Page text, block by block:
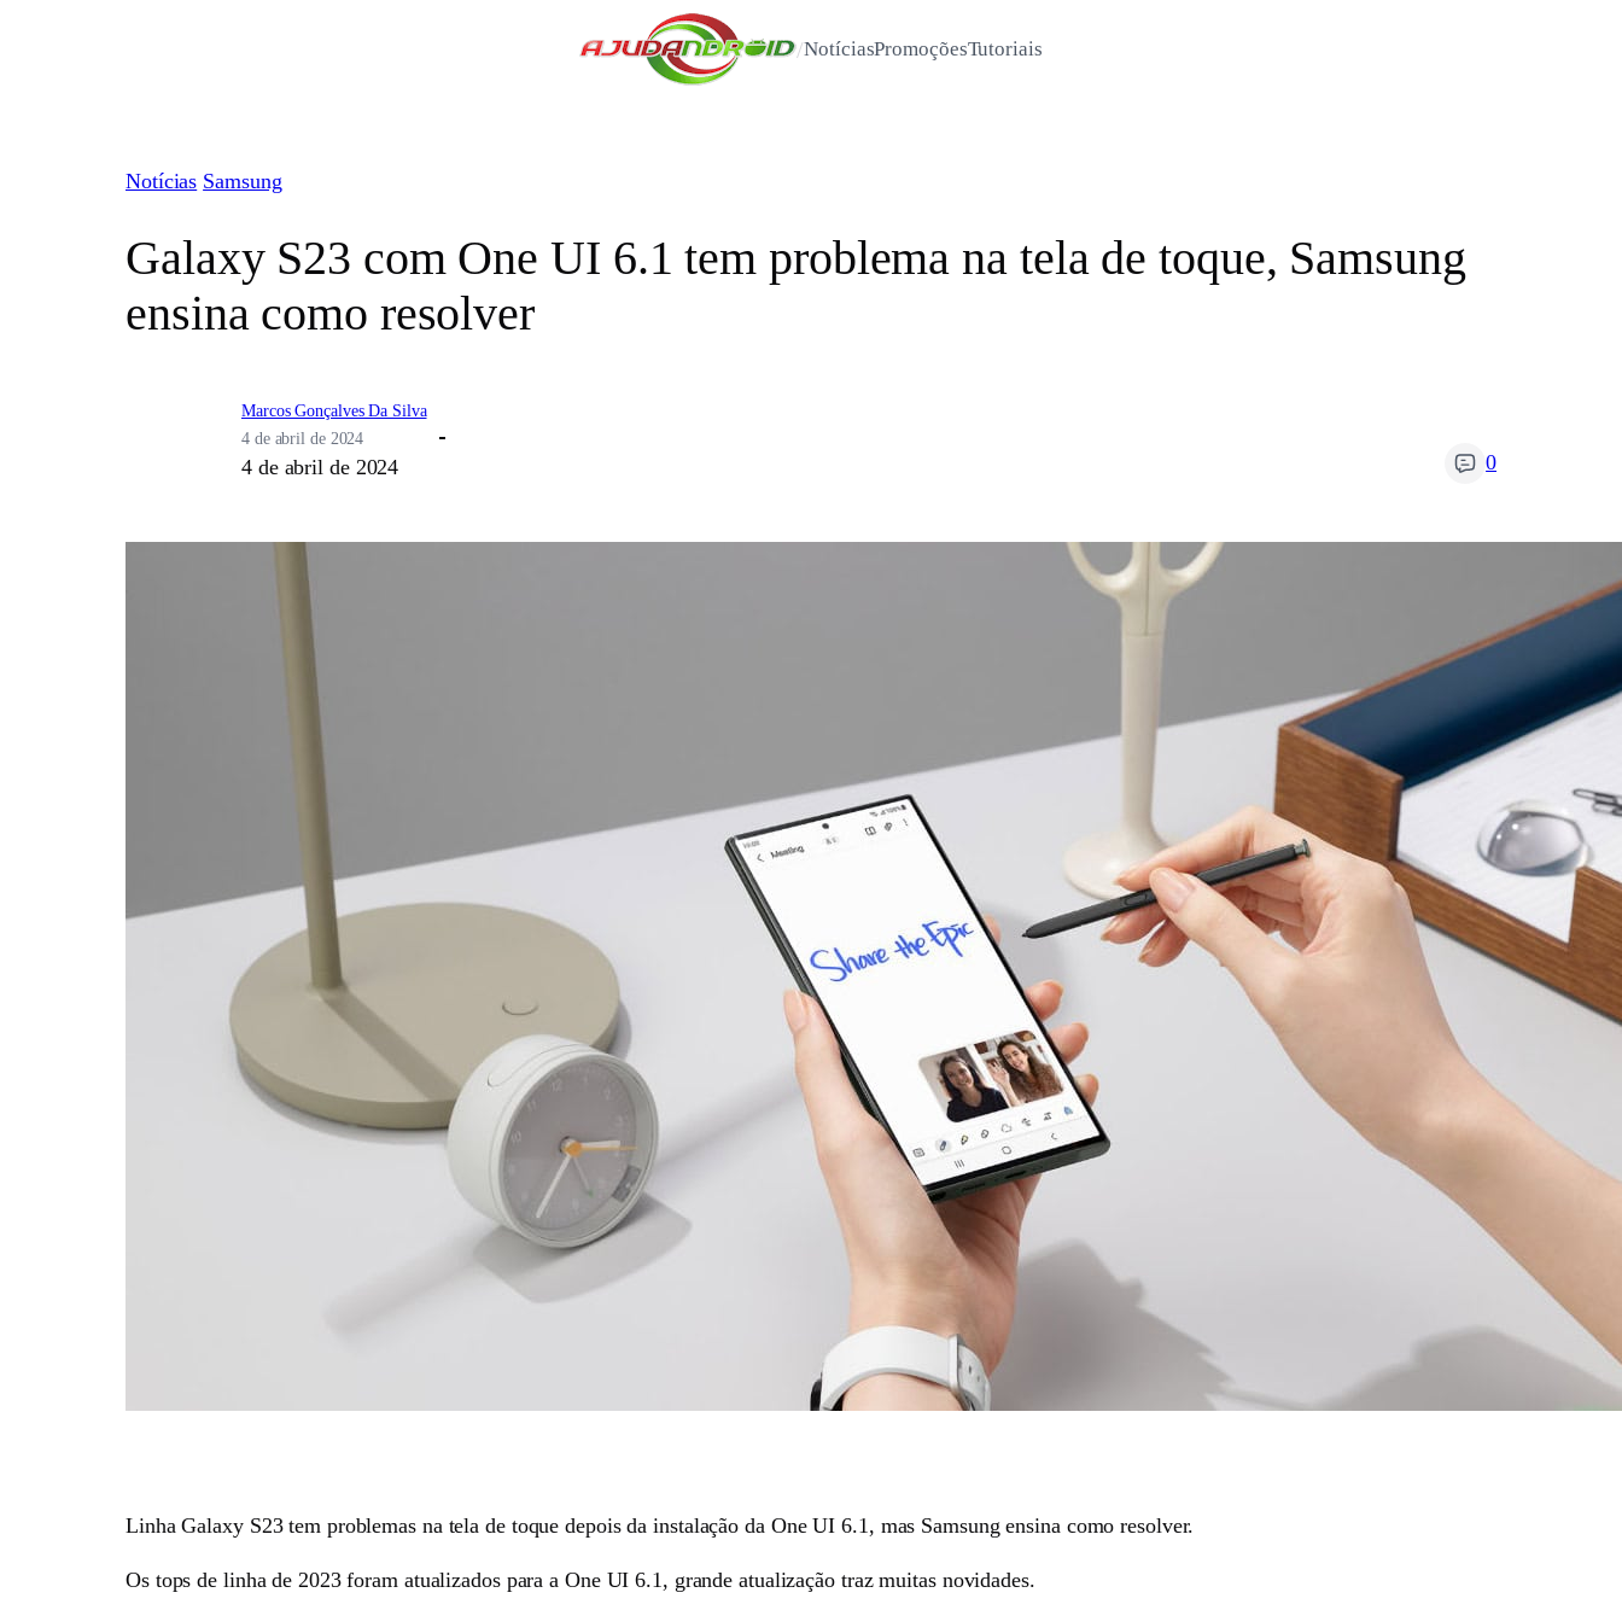
/NotíciasPromoçõesTutoriais
Notícias Samsung
Galaxy S23 com One UI 6.1 tem problema na tela de toque, Samsung
ensina como resolver
Marcos Gonçalves Da Silva
4 de abril de 2024
4 de abril de 2024 0
Linha Galaxy S23 tem problemas na tela de toque depois da instalação da One UI 6.1, mas Samsung ensina como resolver.
Os tops de linha de 2023 foram atualizados para a One UI 6.1, grande atualização traz muitas novidades.